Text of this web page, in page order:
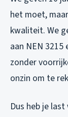
het moet,
kwaliteit. We
aan NEN 3215
zonder
onzin om te
Dus heb je